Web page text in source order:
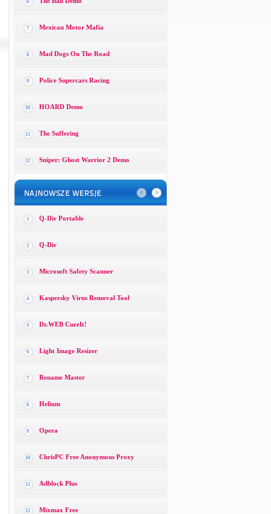
6
7 Mexican Motor Mafia
8 Mad Dogs On The Road
9 Police Supercars Racing
10 HOARD Demo
11 The Suffering
12 Sniper: Ghost Warrior 2 Demo
1 Q-Dir Portable
2 Q-Dir
3 Microsoft Safety Scanner
4 Kaspersky Virus Removal Tool
5 Dr.WEB CureIt!
6 Light Image Resizer
7 Rename Master
8 Helium
9 Opera
10 ChrisPC Free Anonymous Proxy
11 Adblock Plus
12 Mixmax Free